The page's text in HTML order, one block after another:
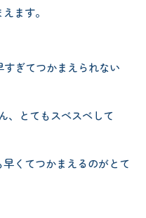
ます。
ぎてつかまえられない
、とてもスベスベして
くてつかまえるのがとて